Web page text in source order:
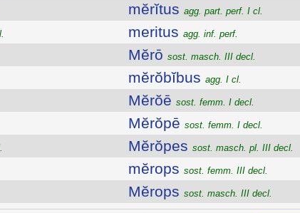
mĕrĭtus agg. part. perf. I cl.
meritus agg. inf. perf.
Mĕrō sost. masch. III decl.
mĕrŏbĭbus agg. I cl.
Mĕrŏē sost. femm. I decl.
Mĕrŏpē sost. femm. I decl.
Mĕrŏpes sost. masch. pl. III decl.
mĕrops sost. femm. III decl.
Mĕrops sost. masch. III decl.